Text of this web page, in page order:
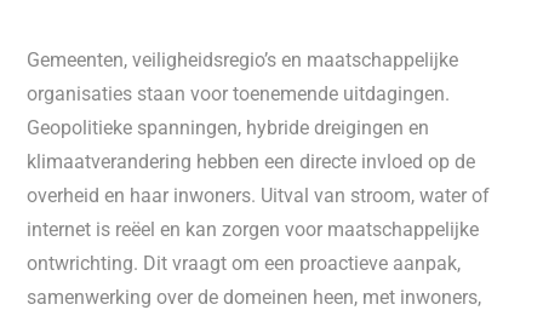
Gemeenten, veiligheidsregio’s en maatschappelijke
organisaties staan voor toenemende uitdagingen.
Geopolitieke spanningen, hybride dreigingen en
klimaatverandering hebben een directe invloed op de
overheid en haar inwoners. Uitval van stroom, water of
internet is reëel en kan zorgen voor maatschappelijke
ontwrichting. Dit vraagt om een proactieve aanpak,
samenwerking over de domeinen heen, met inwoners,